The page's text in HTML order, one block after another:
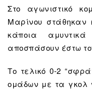
Στο αγωνιστικό
Μαρίνου
κάποια
αποσπάσουν έστω
Το τελικό 0-2
ομάδων με τα γκολ